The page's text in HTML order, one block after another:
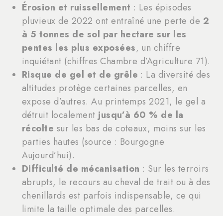
Érosion et ruissellement : Les épisodes
pluvieux de 2022 ont entraîné une perte de 2
à 5 tonnes de sol par hectare sur les
pentes les plus exposées, un chiffre
inquiétant (chiffres Chambre d’Agriculture 71).
Risque de gel et de grêle : La diversité des
altitudes protège certaines parcelles, en
expose d’autres. Au printemps 2021, le gel a
détruit localement jusqu’à 60 % de la
récolte sur les bas de coteaux, moins sur les
parties hautes (source : Bourgogne
Aujourd’hui).
Difficulté de mécanisation : Sur les terroirs
abrupts, le recours au cheval de trait ou à des
chenillards est parfois indispensable, ce qui
limite la taille optimale des parcelles.